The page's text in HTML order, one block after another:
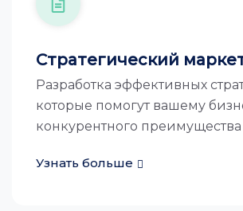
Стратегический
Разработка эффективных
которые помогут вашему
конкурентного преимущества
Узнать больше